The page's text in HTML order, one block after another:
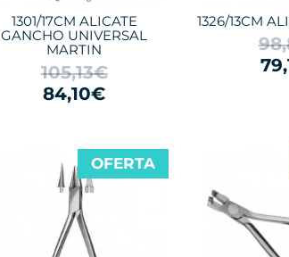
1301/17CM ALICATE
GANCHO UNIVERSAL
MARTIN
105,13€
84,10€
1326/13CM
OFERTA